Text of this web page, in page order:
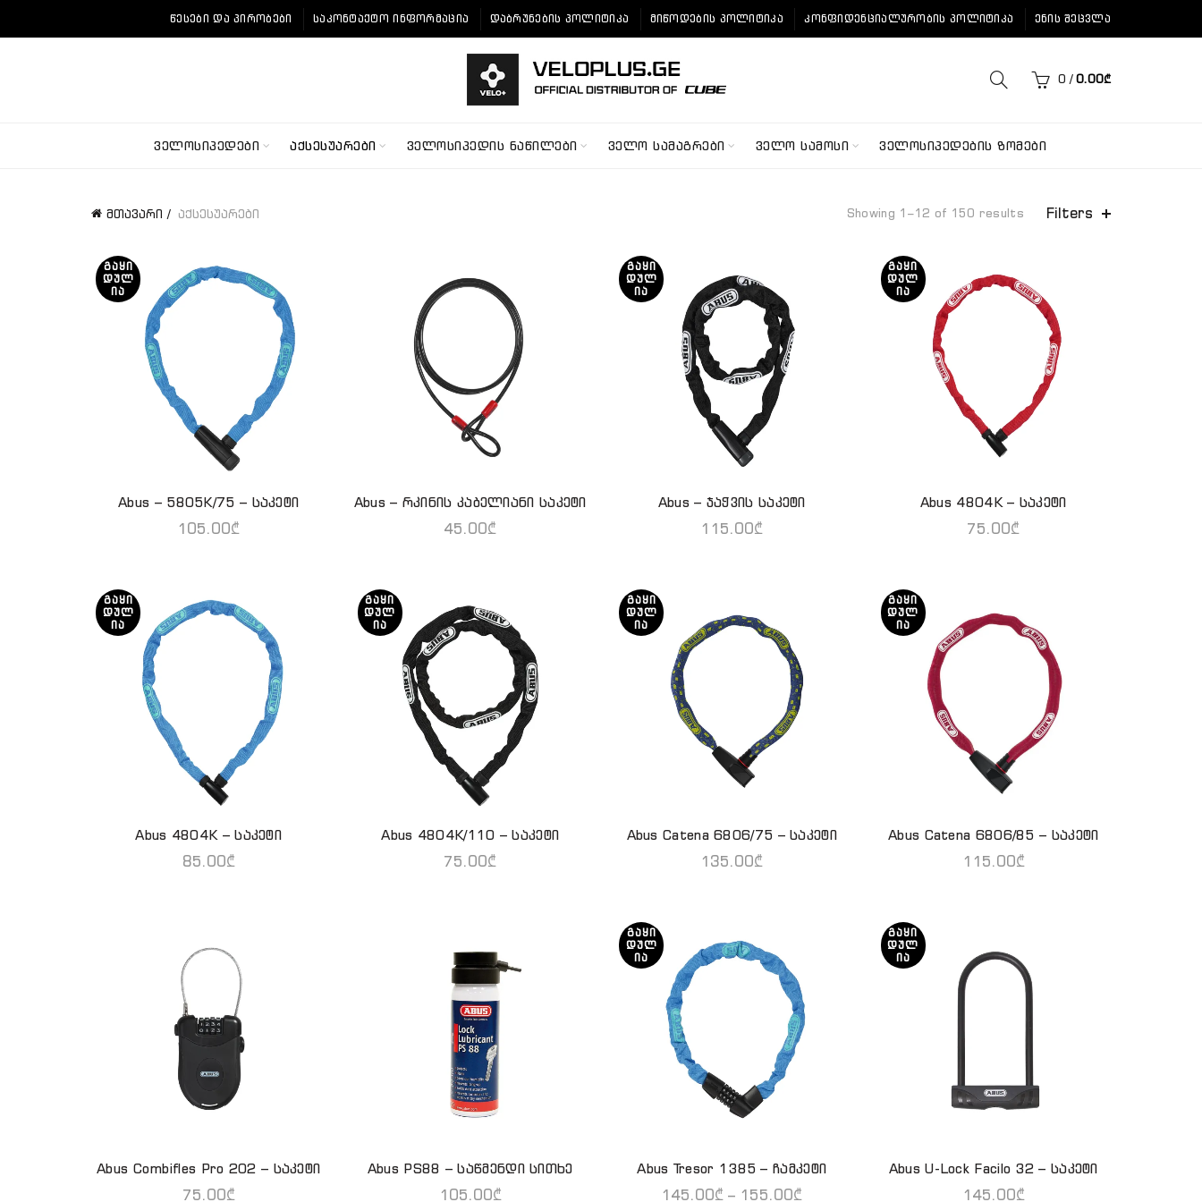
ᲬᲔᲡᲔᲑᲘ ᲓᲐ ᲞᲘᲠᲝᲑᲔᲑᲘ ᲡᲐᲙᲝᲜᲢᲐᲥᲢᲝ ᲘᲜᲤᲝᲠᲛᲐᲪᲘᲐ ᲓᲐᲑᲠᲣᲜᲔᲑᲘᲡ ᲞᲝᲚᲘᲢᲘᲙᲐ ᲛᲘᲬᲝᲓᲔᲑᲘᲡ ᲞᲝᲚᲘᲢᲘᲙᲐ ᲙᲝᲜᲤᲘᲓᲔᲜᲪᲘᲐᲚᲣᲠᲝᲑᲘᲡ ᲞᲝᲚᲘᲢᲘᲙᲐ ᲔᲜᲘᲡ ᲨᲔᲪᲕᲚᲐ
0 / 0.00₾
ᲕᲔᲚᲝᲡᲘᲞᲔᲓᲔᲑᲘ ᲐᲥᲡᲔᲡᲣᲐᲠᲔᲑᲘ ᲕᲔᲚᲝᲡᲘᲞᲔᲓᲘᲡ ᲜᲐᲬᲘᲚᲔᲑᲘ ᲕᲔᲚᲝ ᲡᲐᲛᲐᲒᲠᲔᲑᲘ ᲕᲔᲚᲝ ᲡᲐᲛᲝᲡᲘ ᲕᲔᲚᲝᲡᲘᲞᲔᲓᲔᲑᲘᲡ ᲖᲝᲛᲔᲑᲘ
მთავარი აქსესუარები Showing 1–12 of 150 results Filters
ᲒᲐᲧᲘ
ᲓᲣᲚ
ᲘᲐ
ᲕᲠᲪᲚᲐᲓ
Abus – 5805K/75 – საკეტი
105.00₾
ᲙᲐᲚᲐᲗᲐᲨᲘ ᲓᲐᲛᲐᲢᲔᲑᲐ
Abus – რკინის კაბელიანი საკეტი
45.00₾
ᲒᲐᲧᲘ
ᲓᲣᲚ
ᲘᲐ
ᲕᲠᲪᲚᲐᲓ
Abus – ჯაჭვის საკეტი
115.00₾
ᲒᲐᲧᲘ
ᲓᲣᲚ
ᲘᲐ
ᲕᲠᲪᲚᲐᲓ
Abus 4804K – საკეტი
75.00₾
ᲒᲐᲧᲘ
ᲓᲣᲚ
ᲘᲐ
ᲕᲠᲪᲚᲐᲓ
Abus 4804K – საკეტი
85.00₾
ᲒᲐᲧᲘ
ᲓᲣᲚ
ᲘᲐ
ᲕᲠᲪᲚᲐᲓ
Abus 4804K/110 – საკეტი
75.00₾
ᲒᲐᲧᲘ
ᲓᲣᲚ
ᲘᲐ
ᲕᲠᲪᲚᲐᲓ
Abus Catena 6806/75 – საკეტი
135.00₾
ᲒᲐᲧᲘ
ᲓᲣᲚ
ᲘᲐ
QUICK SHOP
Abus Catena 6806/85 – საკეტი
115.00₾
ᲙᲐᲚᲐᲗᲐᲨᲘ ᲓᲐᲛᲐᲢᲔᲑᲐ
Abus Combifles Pro 202 – საკეტი
75.00₾
ᲙᲐᲚᲐᲗᲐᲨᲘ ᲓᲐᲛᲐᲢᲔᲑᲐ
Abus PS88 – საწმენდი სითხე
105.00₾
ᲒᲐᲧᲘ
ᲓᲣᲚ
ᲘᲐ
QUICK SHOP
Abus Tresor 1385 – ჩამკეტი
145.00₾ – 155.00₾
ᲒᲐᲧᲘ
ᲓᲣᲚ
ᲘᲐ
ᲕᲠᲪᲚᲐᲓ
Abus U-Lock Facilo 32 – საკეტი
145.00₾